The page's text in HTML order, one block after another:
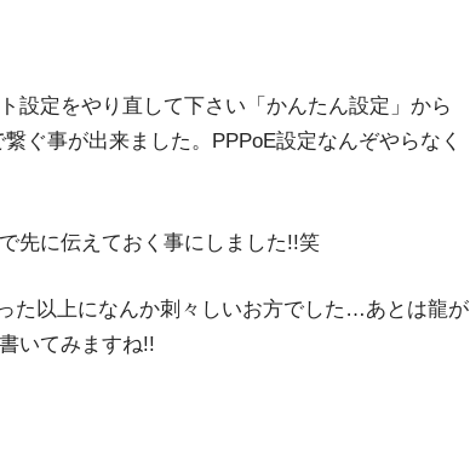
設定をやり直して下さい「かんたん設定」から
ぐ事が出来ました。PPPoE設定なんぞやらなく
先に伝えておく事にしました!!笑
た以上になんか刺々しいお方でした…あとは龍が
いてみますね!!